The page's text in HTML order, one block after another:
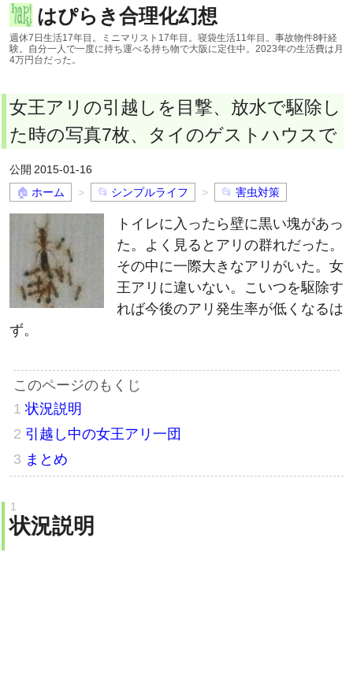
はぴらき合理化幻想
週休7日生活17年目。ミニマリスト17年目。寝袋生活11年目。事故物件8軒経
験。自分一人で一度に持ち運べる持ち物で大阪に定住中。2023年の生活費は月
4万円台だった。
た時の写真7枚、タイのゲストハウスで
2015-01-16
ホーム
トイレに入ったら壁に黒い塊があっ
た。よく見るとアリの群れだった。
その中に一際大きなアリがいた。女
王アリに違いない。こいつを駆除す
れば今後のアリ発生率が低くなるは
ず。
状況説明
引越し中の女王アリ一団
まとめ
状況説明